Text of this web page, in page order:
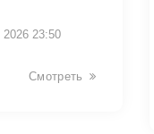
23:50
Смотреть